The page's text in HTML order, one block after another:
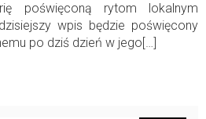
poświęconą rytom lokalnym
wpis będzie poświęcony
po dziś dzień w jego[…]